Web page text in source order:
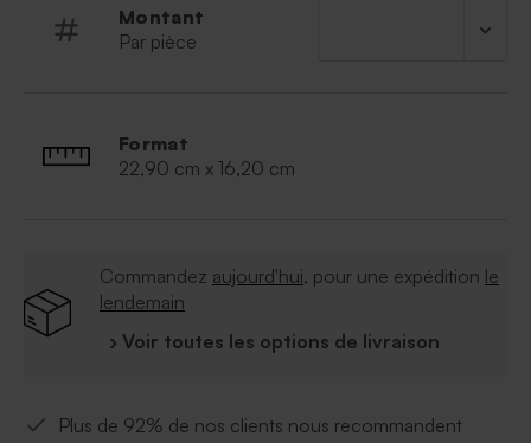
Montant
Par pièce
Format
22,90 cm x 16,20 cm
Commandez aujourd'hui, pour une expédition le
lendemain
› Voir toutes les options de livraison
Plus de 92% de nos clients nous recommandent